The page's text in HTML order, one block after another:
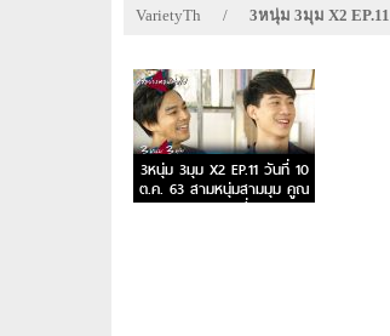
VarietyTh / 3หนุ่ม 3มุม X2 EP.11
3หนุ่ม 3มุม X2 EP.11 วันที่ 10
ต.ค. 63 สามหนุ่มสามมุม คูณ
สอง ตอนที่ 11